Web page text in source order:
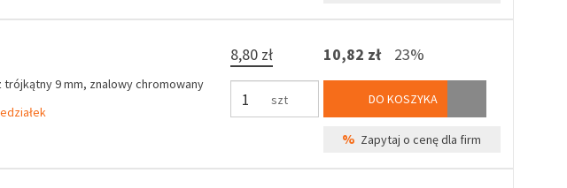
9 mm, znalowy chromowany
8,80 zł
szt
10,82 zł 23%
DO KOSZYKA
% Zapytaj o cenę dla firm